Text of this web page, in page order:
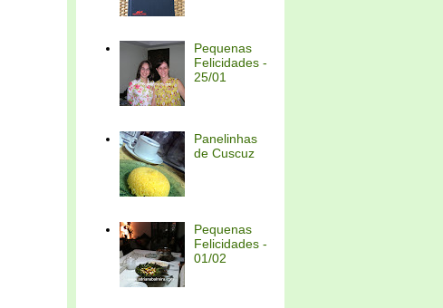
Pequenas
Felicidades -
25/01
Panelinhas
de Cuscuz
Pequenas
Felicidades -
01/02